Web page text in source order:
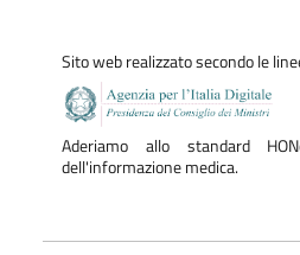
Sito web realizzato secondo le
Aderiamo allo standard
dell'informazione medica.